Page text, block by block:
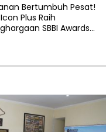
Bertumbuh Pesat!
Icon Plus Raih
SBBI Awards